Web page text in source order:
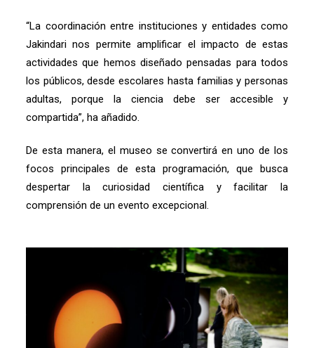
“La coordinación entre instituciones y entidades como
Jakindari nos permite amplificar el impacto de estas
actividades que hemos diseñado pensadas para todos
los públicos, desde escolares hasta familias y personas
adultas, porque la ciencia debe ser accesible y
compartida”, ha añadido.
De esta manera, el museo se convertirá en uno de los
focos principales de esta programación, que busca
despertar la curiosidad científica y facilitar la
comprensión de un evento excepcional.